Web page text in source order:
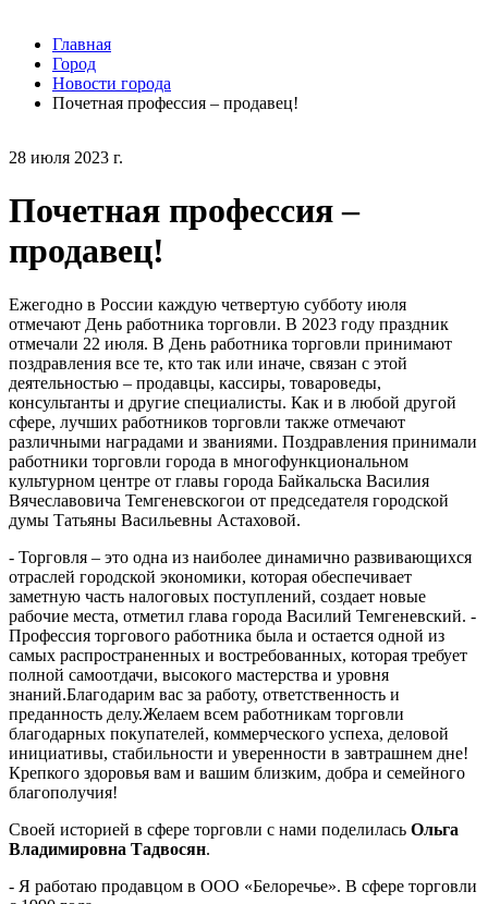
28 июля 2023 г.
Почетная профессия –
продавец!
Ежегодно в России каждую четвертую субботу июля
отмечают День работника торговли. В 2023 году праздник
отмечали 22 июля. В День работника торговли принимают
поздравления все те, кто так или иначе, связан с этой
деятельностью – продавцы, кассиры, товароведы,
консультанты и другие специалисты. Как и в любой другой
сфере, лучших работников торговли также отмечают
различными наградами и званиями. Поздравления принимали
работники торговли города в многофункциональном
культурном центре от главы города Байкальска Василия
Вячеславовича Темгеневскогои от председателя городской
думы Татьяны Васильевны Астаховой.
- Торговля – это одна из наиболее динамично развивающихся
отраслей городской экономики, которая обеспечивает
заметную часть налоговых поступлений, создает новые
рабочие места, отметил глава города Василий Темгеневский. -
Профессия торгового работника была и остается одной из
самых распространенных и востребованных, которая требует
полной самоотдачи, высокого мастерства и уровня
знаний.Благодарим вас за работу, ответственность и
преданность делу.Желаем всем работникам торговли
благодарных покупателей, коммерческого успеха, деловой
инициативы, стабильности и уверенности в завтрашнем дне!
Крепкого здоровья вам и вашим близким, добра и семейного
благополучия!
Своей историей в сфере торговли с нами поделилась Ольга
Владимировна Тадвосян.
- Я работаю продавцом в ООО «Белоречье». В сфере торговли
Главная
Город
Новости города
Почетная профессия – продавец!